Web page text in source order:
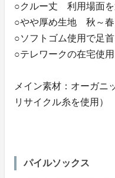
○クルー丈 利用場面
○やや厚め生地 秋～春
○ソフトゴム使用で足
○テレワークの在宅使
メイン素材：オーガニ
リサイクル糸を使用）
パイルソックス